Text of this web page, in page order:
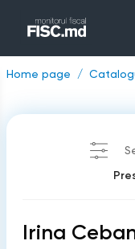
Home page
Irina